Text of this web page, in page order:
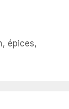
, épices,